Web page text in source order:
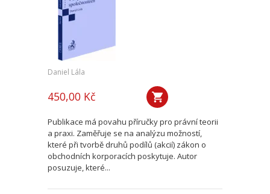
Daniel Lála
450,00 Kč
Publikace má povahu příručky pro právní teorii
a praxi. Zaměřuje se na analýzu možností,
které při tvorbě druhů podílů (akcií) zákon o
obchodních korporacích poskytuje. Autor
posuzuje, které...